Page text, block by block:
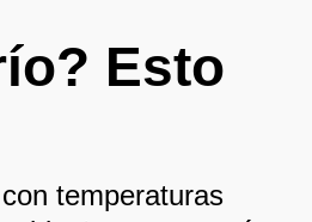
Esto
temperaturas